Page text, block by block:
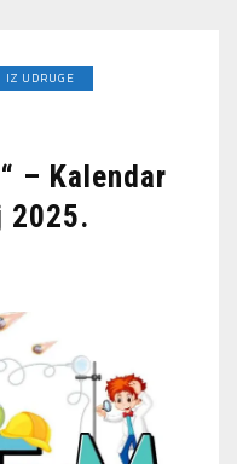
IZ UDRUGE
– Kalendar
2025.